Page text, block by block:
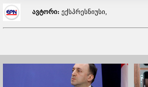
ავტორი: ექსპრესნიუსი,